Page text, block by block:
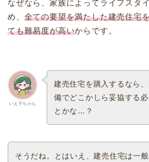
なぜなら、家族によってライフスタ
め、 全ての要望を満たした建売住宅
ても難易度が高いからです。
いえ子ちゃん
建売住宅を購入するなら
備でどこかしら妥協する
とかな…？
そうだね。とはいえ、建売住宅は一